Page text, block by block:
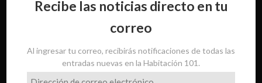
Recibe las noticias directo en tu
correo
Al ingresar tu correo, recibirás notificaciones de todas las
entradas nuevas en la Habitación 101.
Dirección